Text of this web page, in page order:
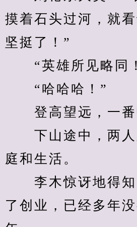
摸着石头过河，就
坚挺了！”
“英雄所见略同
“哈哈哈！”
登高望远，一番
下山途中，两人
庭和生活。
李木惊讶地得知
了创业，已经多年